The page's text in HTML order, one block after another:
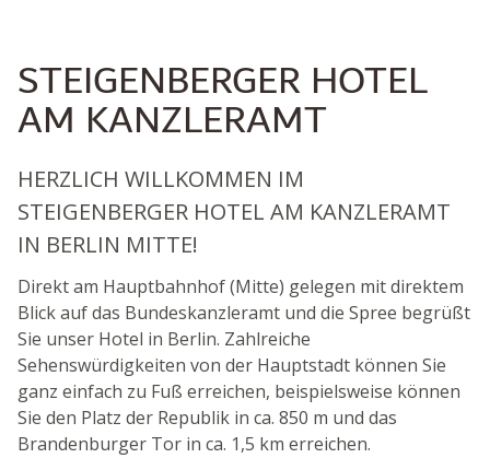
STEIGENBERGER HOTEL
AM KANZLERAMT
HERZLICH WILLKOMMEN IM
STEIGENBERGER HOTEL AM KANZLERAMT
IN BERLIN MITTE!
Direkt am Hauptbahnhof (Mitte) gelegen mit direktem
Blick auf das Bundeskanzleramt und die Spree begrüßt
Sie unser Hotel in Berlin. Zahlreiche
Sehenswürdigkeiten von der Hauptstadt können Sie
ganz einfach zu Fuß erreichen, beispielsweise können
Sie den Platz der Republik in ca. 850 m und das
Brandenburger Tor in ca. 1,5 km erreichen.